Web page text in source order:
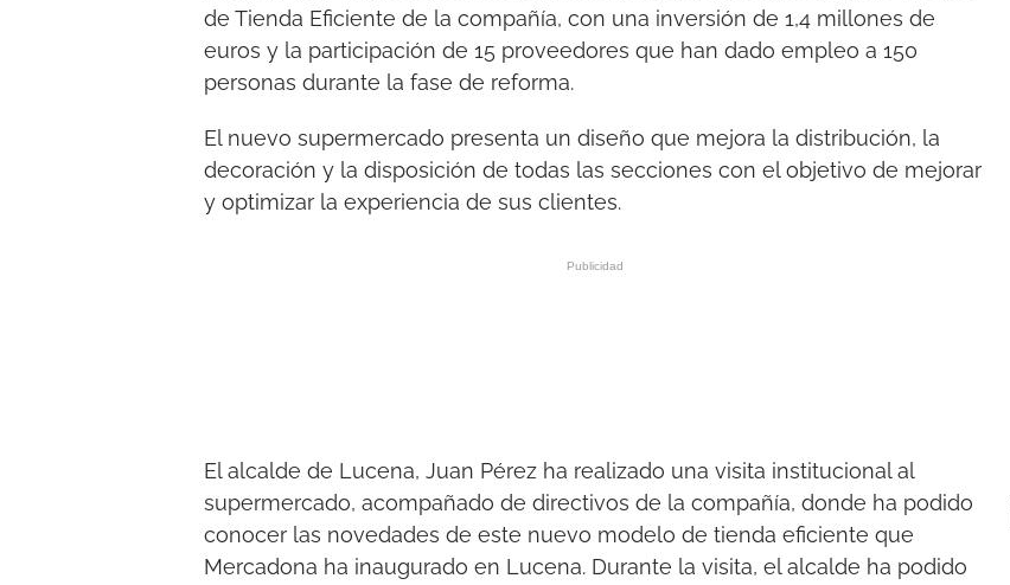
de Tienda Eficiente de la compañía, con una inversión de 1,4 millones de
euros y la participación de 15 proveedores que han dado empleo a 150
personas durante la fase de reforma.
El nuevo supermercado presenta un diseño que mejora la distribución, la
decoración y la disposición de todas las secciones con el objetivo de mejorar
y optimizar la experiencia de sus clientes.
El alcalde de Lucena, Juan Pérez ha realizado una visita institucional al
supermercado, acompañado de directivos de la compañía, donde ha podido
conocer las novedades de este nuevo modelo de tienda eficiente que
Mercadona ha inaugurado en Lucena. Durante la visita, el alcalde ha podido